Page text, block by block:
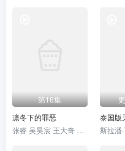
第16集
凛冬下的罪恶
泰国版